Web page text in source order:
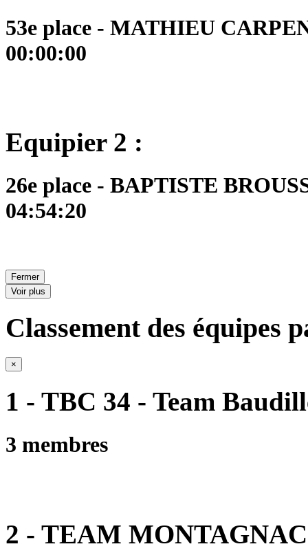
53e place - MATHIEU
00:00:00
Equipier 2 :
26e place - BAPTISTE
04:54:20
Fermer
Voir plus
Classement des équipes
×
1 - TBC 34 - Team
3 membres
2 - TEAM